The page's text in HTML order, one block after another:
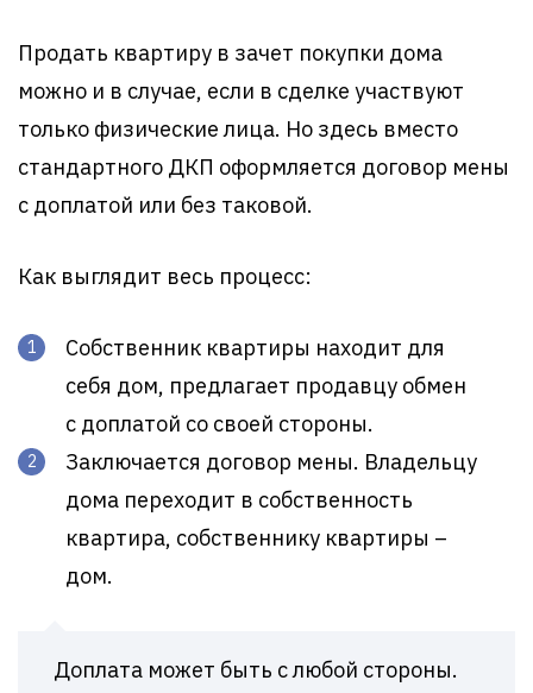
Продать квартиру в зачет покупки дома
можно и в случае, если в сделке участвуют
только физические лица. Но здесь вместо
стандартного ДКП оформляется договор мены
с доплатой или без таковой.
Как выглядит весь процесс:
Собственник квартиры находит для
себя дом, предлагает продавцу обмен
с доплатой со своей стороны.
Заключается договор мены. Владельцу
дома переходит в собственность
квартира, собственнику квартиры –
дом.
Доплата может быть с любой стороны.